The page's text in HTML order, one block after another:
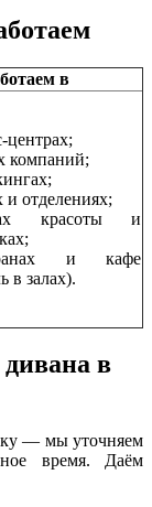
в
компаний;
и отделениях;
красоты и
и кафе
в залах).
в
— мы уточняем
время. Даём